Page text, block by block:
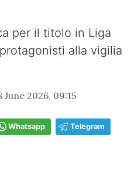
per il titolo in Liga
alla vigilia
June 2026, 09:15
Whatsapp Telegram